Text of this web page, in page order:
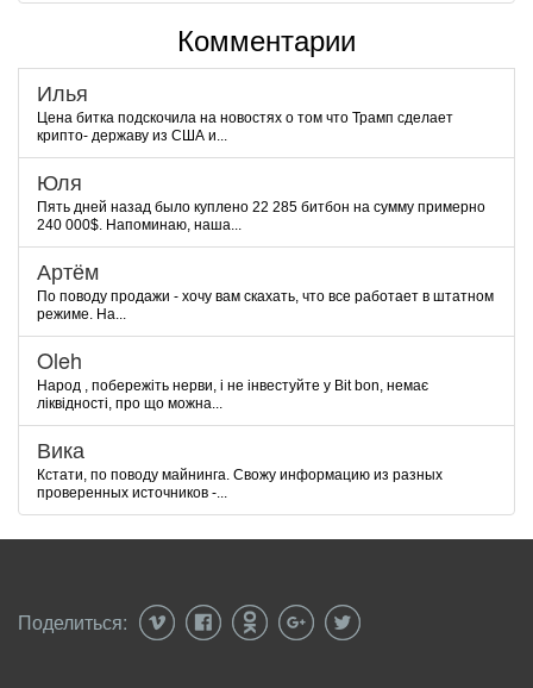
Комментарии
Илья
Цена битка подскочила на новостях о том что Трамп сделает
крипто- державу из США и...
Юля
Пять дней назад было куплено 22 285 битбон на сумму примерно
240 000$. Напоминаю, наша...
Артём
По поводу продажи - хочу вам скахать, что все работает в штатном
режиме. На...
Oleh
Народ , побережіть нерви, і не інвестуйте у Bit bon, немає
ліквідності, про що можна...
Вика
Кстати, по поводу майнинга. Свожу информацию из разных
проверенных источников -...
Поделиться: